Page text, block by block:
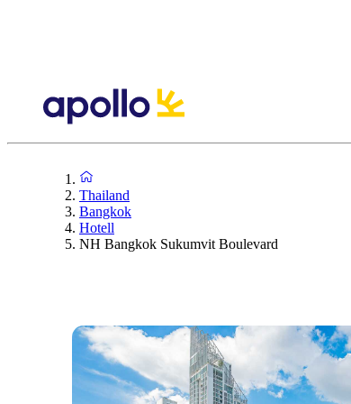
Thailand
Bangkok
Hotell
NH Bangkok Sukumvit Boulevard